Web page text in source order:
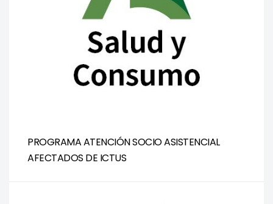
PROGRAMA ATENCIÓN SOCIO ASISTENCIAL
AFECTADOS DE ICTUS